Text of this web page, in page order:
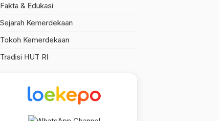
Fakta & Edukasi
Sejarah Kemerdekaan
Tokoh Kemerdekaan
Tradisi HUT RI